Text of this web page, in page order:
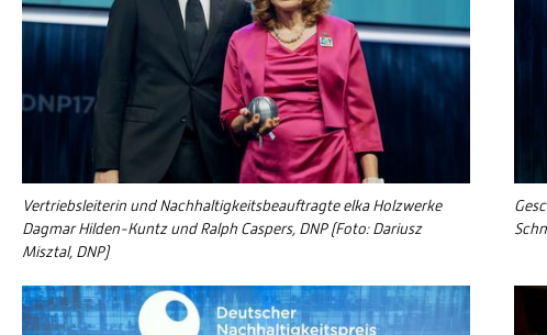
Vertriebsleiterin und Nachhaltigkeitsbeauftragte elka Holzwerke
Dagmar Hilden-Kuntz und Ralph Caspers, DNP (Foto: Dariusz
Misztal, DNP)